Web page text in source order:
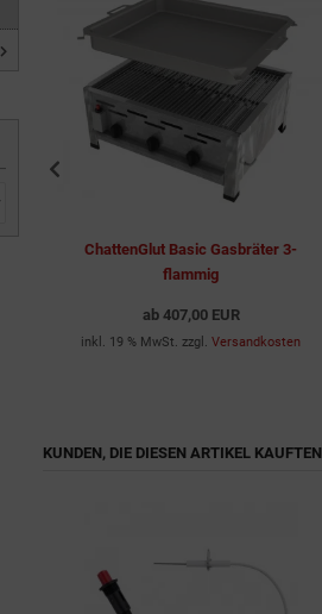
ChattenGlut Basic Gasbräter 3-
flammig
ab 407,00 EUR
inkl. 19 % MwSt. zzgl. Versandkosten
KUNDEN, DIE DIESEN ARTIKEL